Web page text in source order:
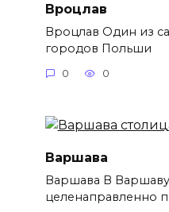
Вроцлав
Вроцлав Один из
городов Польши
0 0
Варшава
Варшава В Варшаву
целенаправленно